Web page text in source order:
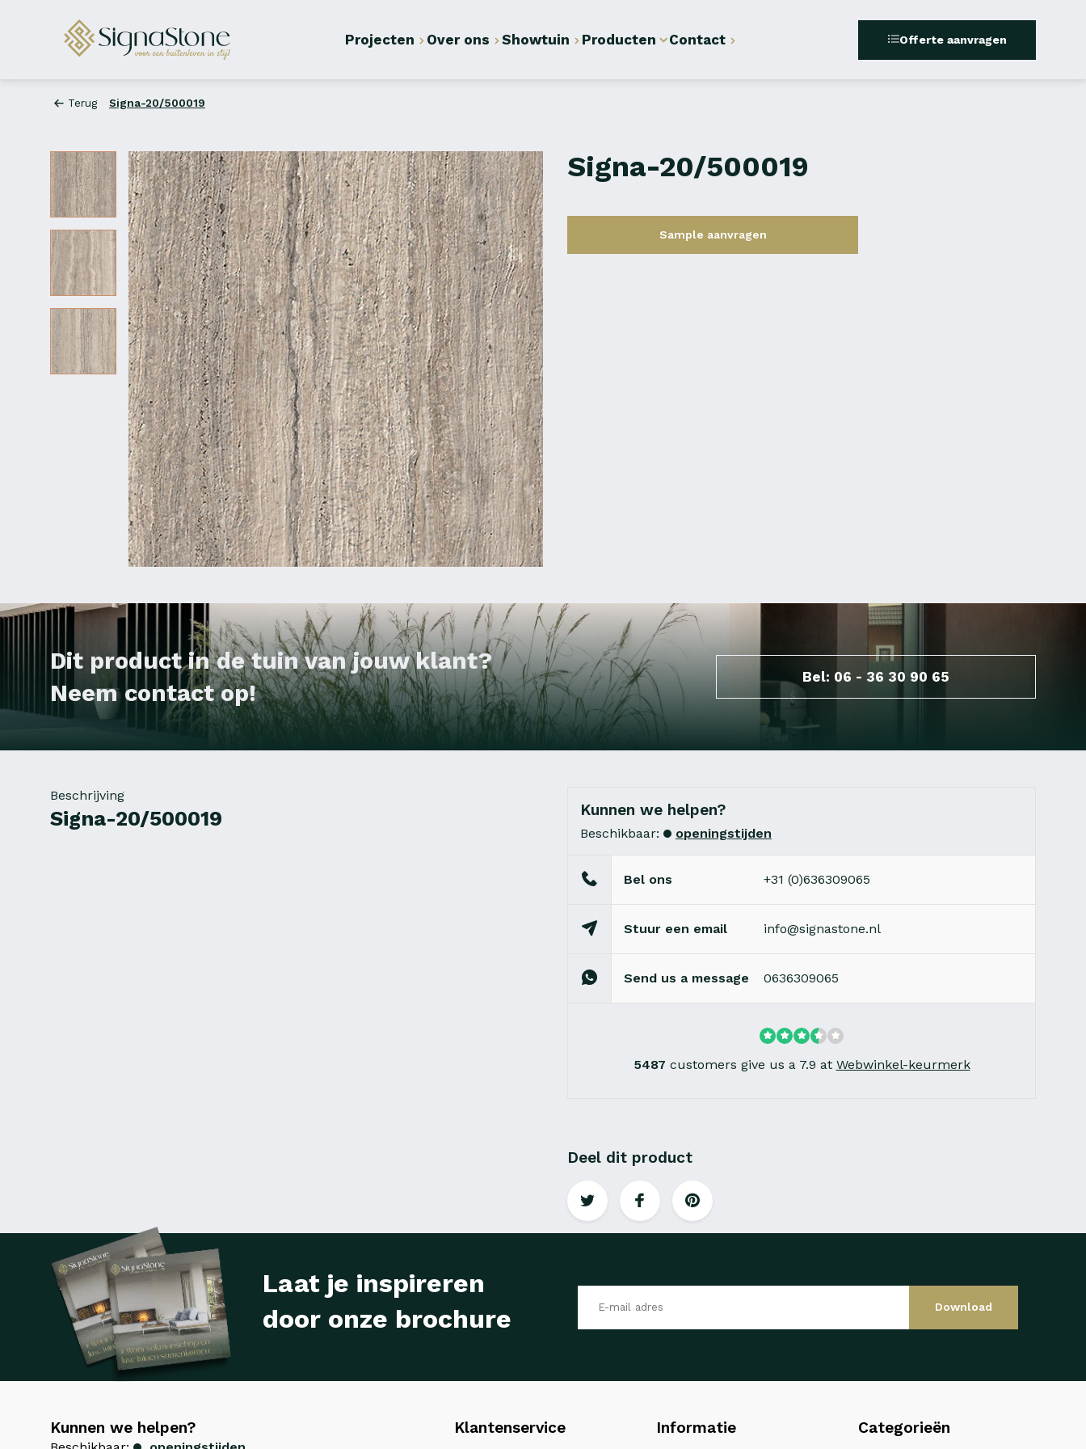
Projecten Over ons Showtuin Producten Contact Offerte aanvragen
Terug Signa-20/500019
Signa-20/500019
Sample aanvragen
Dit product in de tuin van jouw klant?
Neem contact op!
Bel: 06 - 36 30 90 65
Beschrijving
Signa-20/500019 Kunnen we helpen?
Beschikbaar: openingstijden
Bel ons +31 (0)636309065
Stuur een email info@signastone.nl
Send us a message 0636309065
5487 customers give us a 7.9 at Webwinkel-keurmerk
Deel dit product
Laat je inspireren
door onze brochure
Download
Kunnen we helpen? Klantenservice Informatie Categorieën